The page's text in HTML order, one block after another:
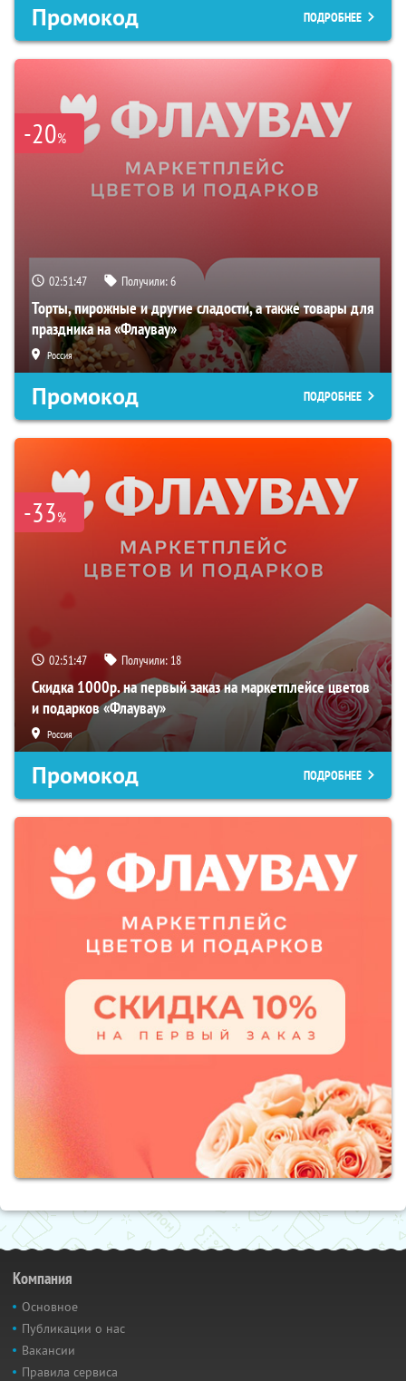
Промокод ПОДРОБНЕЕ
-20%
02:51:46 Получили:6
Торты, пирожные и другие сладости, а также товары для
праздника на «Флаувау»
Россия
Промокод ПОДРОБНЕЕ
-33%
02:51:46 Получили: 18
Скидка 1000р. на первый заказ на маркетплейсе цветов
и подарков «Флаувау»
Россия
Промокод ПОДРОБНЕЕ
Компания
Основное
Публикации о нас
Вакансии
Правила сервиса